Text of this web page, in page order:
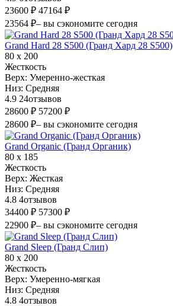
23600 ₽ 47164 ₽
23564 ₽– вы сэкономите сегодня
Grand Hard 28 S500 (Гранд Хард 28 S500)
80 х 200
Жесткость
Верх: Умеренно-жесткая
Низ: Средняя
4.9 24отзывов
28600 ₽ 57200 ₽
28600 ₽– вы сэкономите сегодня
Grand Organic (Гранд Органик)
80 х 185
Жесткость
Верх: Жесткая
Низ: Средняя
4.8 4отзывов
34400 ₽ 57300 ₽
22900 ₽– вы сэкономите сегодня
Grand Sleep (Гранд Слип)
80 х 200
Жесткость
Верх: Умеренно-мягкая
Низ: Средняя
4.8 4отзывов